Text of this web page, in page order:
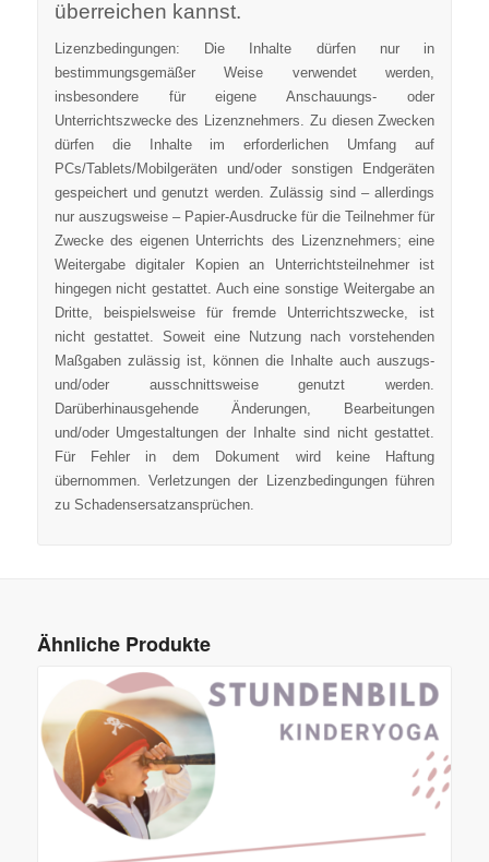
überreichen kannst.
Lizenzbedingungen: Die Inhalte dürfen nur in
bestimmungsgemäßer Weise verwendet werden,
insbesondere für eigene Anschauungs- oder
Unterrichtszwecke des Lizenznehmers. Zu diesen Zwecken
dürfen die Inhalte im erforderlichen Umfang auf
PCs/Tablets/Mobilgeräten und/oder sonstigen Endgeräten
gespeichert und genutzt werden. Zulässig sind – allerdings
nur auszugsweise – Papier-Ausdrucke für die Teilnehmer für
Zwecke des eigenen Unterrichts des Lizenznehmers; eine
Weitergabe digitaler Kopien an Unterrichtsteilnehmer ist
hingegen nicht gestattet. Auch eine sonstige Weitergabe an
Dritte, beispielsweise für fremde Unterrichtszwecke, ist
nicht gestattet. Soweit eine Nutzung nach vorstehenden
Maßgaben zulässig ist, können die Inhalte auch auszugs-
und/oder ausschnittsweise genutzt werden.
Darüberhinausgehende Änderungen, Bearbeitungen
und/oder Umgestaltungen der Inhalte sind nicht gestattet.
Für Fehler in dem Dokument wird keine Haftung
übernommen. Verletzungen der Lizenzbedingungen führen
zu Schadensersatzansprüchen.
Ähnliche Produkte